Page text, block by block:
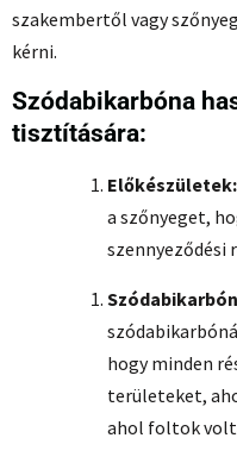
szakembertől vagy
kérni.
Szódabikarbóna
tisztítására:
Előkészületek:
a szőnyeget,
szennyeződési
hogy minden
területeket,
ahol foltok